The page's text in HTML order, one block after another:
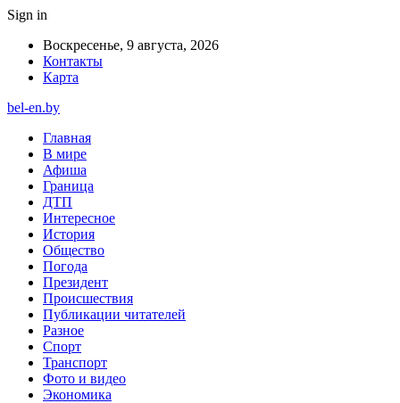
Sign in
Воскресенье, 9 августа, 2026
Контакты
Карта
bel-en.by
Главная
В мире
Афиша
Граница
ДТП
Интересное
История
Общество
Погода
Президент
Происшествия
Публикации читателей
Разное
Спорт
Транспорт
Фото и видео
Экономика